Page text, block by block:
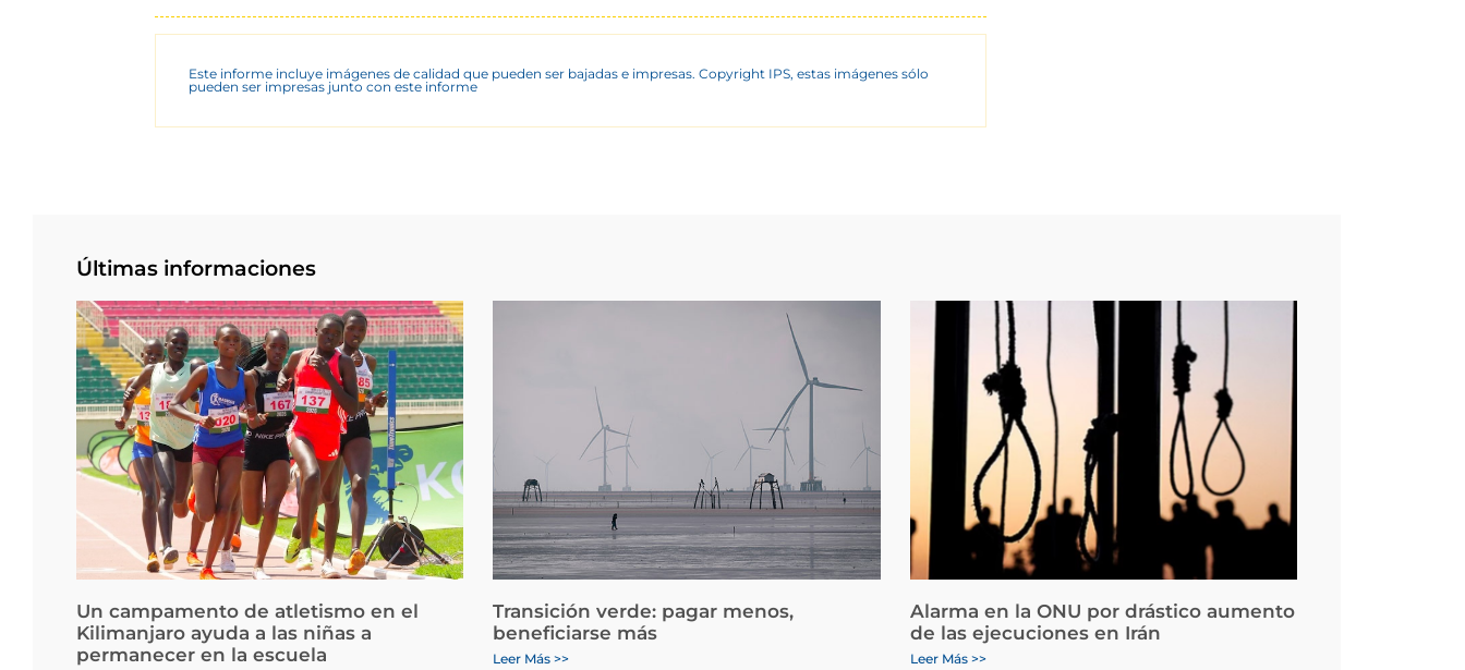
Este informe incluye imágenes de calidad que pueden ser bajadas e impresas. Copyright IPS, estas imágenes sólo
pueden ser impresas junto con este informe
Últimas informaciones
Un campamento de atletismo en el
Kilimanjaro ayuda a las niñas a
permanecer en la escuela
Transición verde: pagar menos,
beneficiarse más
Leer Más >>
Alarma en la ONU por drástico aumento
de las ejecuciones en Irán
Leer Más >>